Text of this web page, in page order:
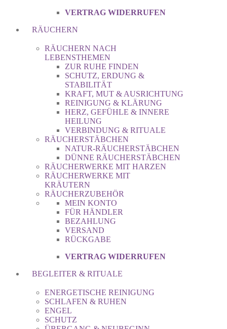
VERTRAG WIDERRUFEN
RÄUCHERN
RÄUCHERN NACH
LEBENSTHEMEN
ZUR RUHE FINDEN
SCHUTZ, ERDUNG &
STABILITÄT
KRAFT, MUT & AUSRICHTUNG
REINIGUNG & KLÄRUNG
HERZ, GEFÜHLE & INNERE
HEILUNG
VERBINDUNG & RITUALE
RÄUCHERSTÄBCHEN
NATUR-RÄUCHERSTÄBCHEN
DÜNNE RÄUCHERSTÄBCHEN
RÄUCHERWERKE MIT HARZEN
RÄUCHERWERKE MIT
KRÄUTERN
RÄUCHERZUBEHÖR
MEIN KONTO
FÜR HÄNDLER
BEZAHLUNG
VERSAND
RÜCKGABE
VERTRAG WIDERRUFEN
BEGLEITER & RITUALE
ENERGETISCHE REINIGUNG
SCHLAFEN & RUHEN
ENGEL
SCHUTZ